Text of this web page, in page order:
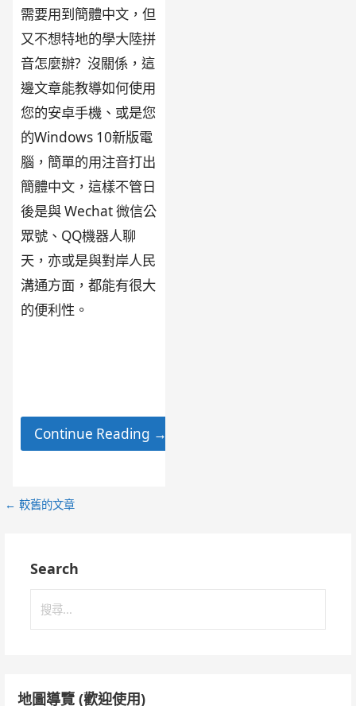
需要用到簡體中文，但
又不想特地的學大陸拼
音怎麼辦? 沒關係，這
邊文章能教導如何使用
您的安卓手機、或是您
的Windows 10新版電
腦，簡單的用注音打出
簡體中文，這樣不管日
後是與 Wechat 微信公
眾號、QQ機器人聊
天，亦或是與對岸人民
溝通方面，都能有很大
的便利性。
Continue Reading →
文
← 較舊的文章
Search
地圖導覽 (歡迎使用)